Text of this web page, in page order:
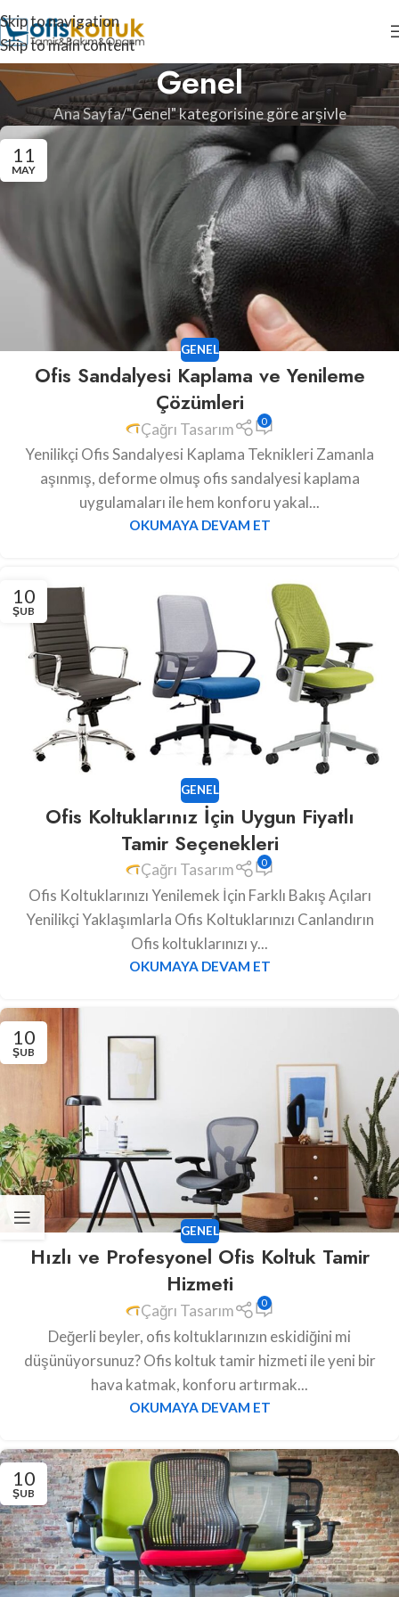
Skip to navigation
Skip to main content
Genel
Ana Sayfa "Genel" kategorisine göre arşivle
11
MAY
GENEL
Ofis Sandalyesi Kaplama ve Yenileme
Çözümleri
Çağrı Tasarım 0
Yenilikçi Ofis Sandalyesi Kaplama Teknikleri Zamanla
aşınmış, deforme olmuş ofis sandalyesi kaplama
uygulamaları ile hem konforu yakal...
OKUMAYA DEVAM ET
10
ŞUB
GENEL
Ofis Koltuklarınız İçin Uygun Fiyatlı
Tamir Seçenekleri
Çağrı Tasarım 0
Ofis Koltuklarınızı Yenilemek İçin Farklı Bakış Açıları
Yenilikçi Yaklaşımlarla Ofis Koltuklarınızı Canlandırın
Ofis koltuklarınızı y...
OKUMAYA DEVAM ET
10
ŞUB
GENEL
Hızlı ve Profesyonel Ofis Koltuk Tamir
Hizmeti
Çağrı Tasarım 0
Değerli beyler, ofis koltuklarınızın eskidiğini mi
düşünüyorsunuz? Ofis koltuk tamir hizmeti ile yeni bir
hava katmak, konforu artırmak...
OKUMAYA DEVAM ET
10
ŞUB